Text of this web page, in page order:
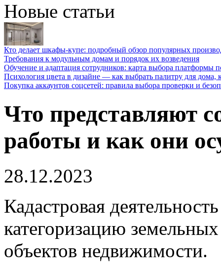
Новые статьи
Кто делает шкафы-купе: подробный обзор популярных
Требования к модульным домам и порядок их возведения
Обучение и адаптация сотрудников: карта выбора платформы
Психология цвета в дизайне — как выбрать палитру для дома,
Покупка аккаунтов соцсетей: правила выбора проверки и
Что представляют
работы и как они
28.12.2023
Кадастровая
категоризацию
объектов недвижимости.